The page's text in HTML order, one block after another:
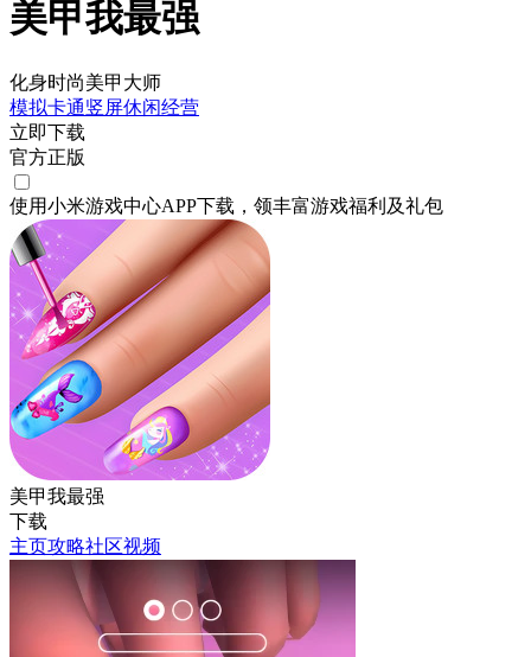
美甲我最强
化身时尚美甲大师
模拟卡通竖屏休闲经营
立即下载
官方正版
使用小米游戏中心APP下载 ，领丰富游戏福利 及礼包
美甲我最强
下载
主页攻略社区视频